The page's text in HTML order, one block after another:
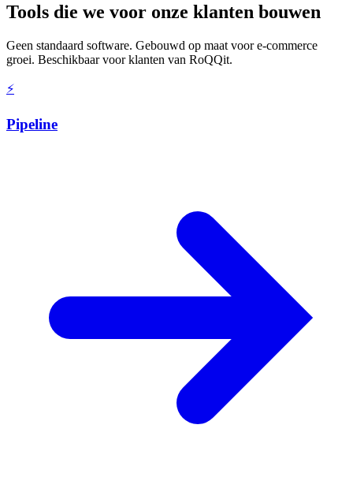
Tools die we voor onze klanten bouwen
Geen standaard software. Gebouwd op maat voor e-commerce
groei. Beschikbaar voor klanten van RoQQit.
⚡
Pipeline